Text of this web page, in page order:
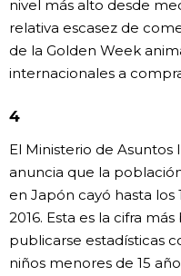
Tokio
Avisos
nivel más alto desde
relativa escasez de
de la Golden Week
internacionales a
4
El Ministerio de
anuncia que la
en Japón cayó hasta los
2016. Esta es la cifra
publicarse estadísticas
niños menores de 15